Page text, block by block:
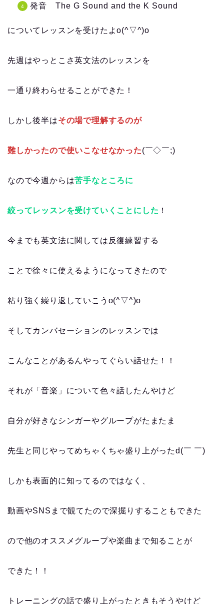
発音 The G Sound and the K Sound
についてレッスンを受けたよo(^▽^)o
先週はやっとこさ英文法のレッスンを
一通り終わらせることができた！
しかし後半はその場で理解するのが
難しかったので使いこなせなかった(￣◇￣;)
なので今週からは苦手なところに
絞ってレッスンを受けていくことにした ！
今までも英文法に関しては反復練習する
ことで徐々に使えるようになってきたので
粘り強く繰り返していこうo(^▽^)o
そしてカンバセーションのレッスンでは
こんなことがあるんやってぐらい話せた！！
それが「音楽」について色々話したんやけど
自分が好きなシンガーやグループがたまたま
先生と同じやってめちゃくちゃ盛り上がったd(￣ ￣)
しかも表面的に知ってるのではなく、
動画やSNSまで観てたので深掘りすることもできた
ので他のオススメグループや楽曲まで知ることが
できた！！
トレーニングの話で盛り上がったときもそうやけど